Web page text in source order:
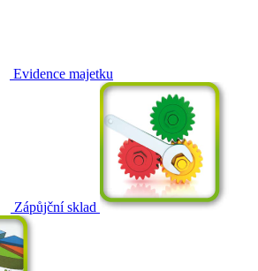
Evidence majetku
Zápůjční sklad